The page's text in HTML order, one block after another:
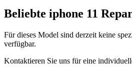
Beliebte iphone 11
Für dieses Model sind derzeit keine
verfügbar.
Kontaktieren Sie uns für eine